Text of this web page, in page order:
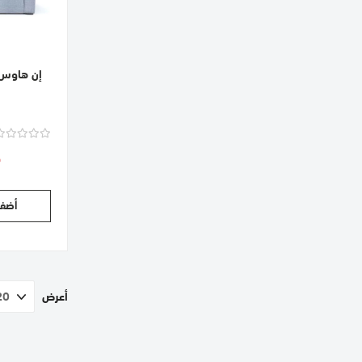
إن
حالياأعرض